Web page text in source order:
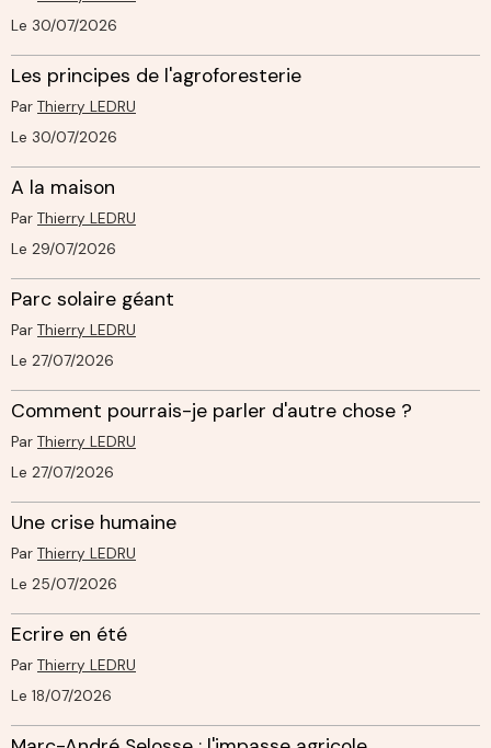
Le 30/07/2026
Les principes de l'agroforesterie
Par Thierry LEDRU
Le 30/07/2026
A la maison
Par Thierry LEDRU
Le 29/07/2026
Parc solaire géant
Par Thierry LEDRU
Le 27/07/2026
Comment pourrais-je parler d'autre chose ?
Par Thierry LEDRU
Le 27/07/2026
Une crise humaine
Par Thierry LEDRU
Le 25/07/2026
Ecrire en été
Par Thierry LEDRU
Le 18/07/2026